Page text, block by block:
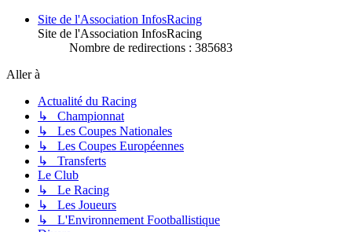
Site de l'Association InfosRacing
Site de l'Association InfosRacing
Nombre de redirections : 385683
Aller à
Actualité du Racing
↳ Championnat
↳ Les Coupes Nationales
↳ Les Coupes Européennes
↳ Transferts
Le Club
↳ Le Racing
↳ Les Joueurs
↳ L'Environnement Footballistique